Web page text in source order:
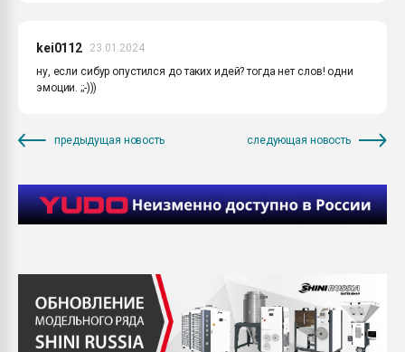
kei0112
23.01.2024
ну, если сибур опустился до таких идей? тогда нет слов! одни
эмоции. ;;-)))
предыдущая новость следующая новость